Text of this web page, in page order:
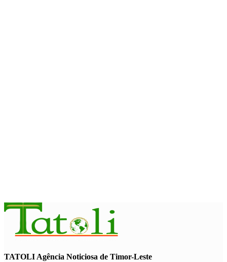
TATOLI Agência Noticiosa de Timor-Leste